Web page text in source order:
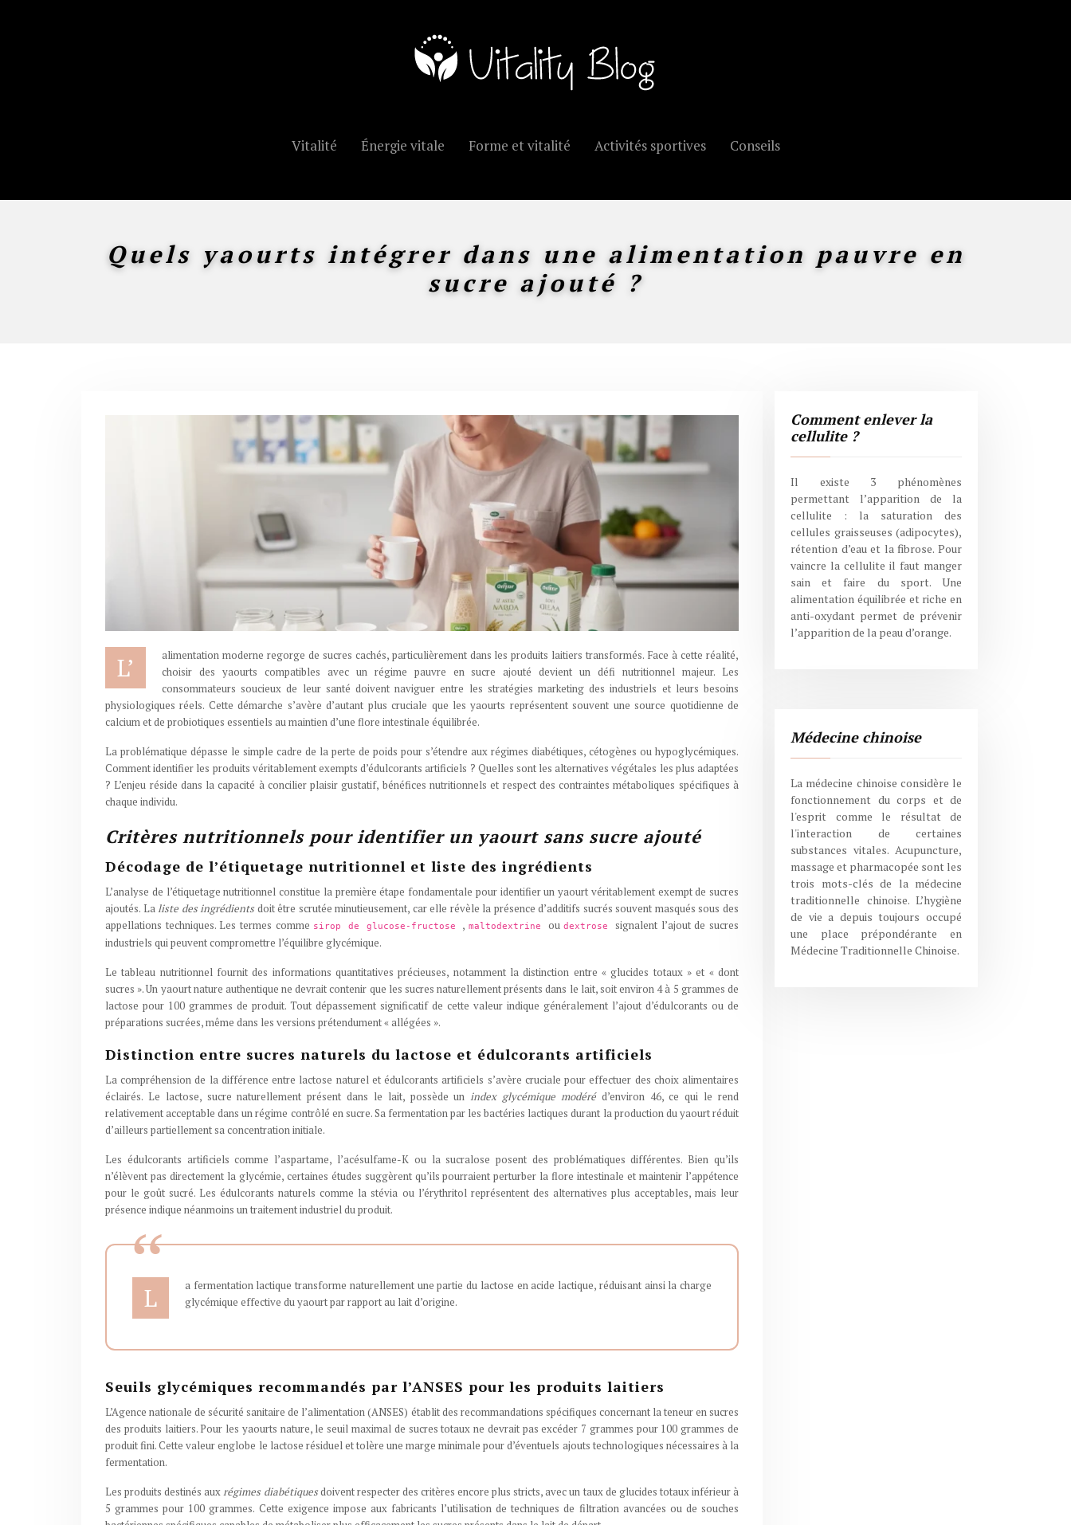
Vitalité Énergie vitale Forme et vitalité Activités sportives Conseils
Quels yaourts intégrer dans une alimentation pauvre en
sucre ajouté ?
L’
alimentation moderne regorge de sucres cachés, particulièrement dans les produits laitiers transformés. Face à cette réalité,
choisir des yaourts compatibles avec un régime pauvre en sucre ajouté devient un défi nutritionnel majeur. Les
consommateurs soucieux de leur santé doivent naviguer entre les stratégies marketing des industriels et leurs besoins
physiologiques réels. Cette démarche s’avère d’autant plus cruciale que les yaourts représentent souvent une source quotidienne de
calcium et de probiotiques essentiels au maintien d’une flore intestinale équilibrée.
La problématique dépasse le simple cadre de la perte de poids pour s’étendre aux régimes diabétiques, cétogènes ou hypoglycémiques.
Comment identifier les produits véritablement exempts d’édulcorants artificiels ? Quelles sont les alternatives végétales les plus adaptées
? L’enjeu réside dans la capacité à concilier plaisir gustatif, bénéfices nutritionnels et respect des contraintes métaboliques spécifiques à
chaque individu.
Critères nutritionnels pour identifier un yaourt sans sucre ajouté
Décodage de l’étiquetage nutritionnel et liste des ingrédients
L’analyse de l’étiquetage nutritionnel constitue la première étape fondamentale pour identifier un yaourt véritablement exempt de sucres
ajoutés. Laliste des ingrédients doit être scrutée minutieusement, car elle révèle la présence d’additifs sucrés souvent masqués sous des
appellations techniques. Les termes comme sirop de glucose-fructose ,maltodextrine oudextrosesignalent l’ajout de sucres
industriels qui peuvent compromettre l’équilibre glycémique.
Le tableau nutritionnel fournit des informations quantitatives précieuses, notamment la distinction entre « glucides totaux » et « dont
sucres ». Un yaourt nature authentique ne devrait contenir que les sucres naturellement présents dans le lait, soit environ 4 à 5 grammes de
lactose pour 100 grammes de produit. Tout dépassement significatif de cette valeur indique généralement l’ajout d’édulcorants ou de
préparations sucrées, même dans les versions prétendument « allégées ».
Distinction entre sucres naturels du lactose et édulcorants artificiels
La compréhension de la différence entre lactose naturel et édulcorants artificiels s’avère cruciale pour effectuer des choix alimentaires
éclairés. Le lactose, sucre naturellement présent dans le lait, possède unindex glycémique modéré d’environ 46, ce qui le rend
relativement acceptable dans un régime contrôlé en sucre. Sa fermentation par les bactéries lactiques durant la production du yaourt réduit
d’ailleurs partiellement sa concentration initiale.
Les édulcorants artificiels comme l’aspartame, l’acésulfame-K ou la sucralose posent des problématiques différentes. Bien qu’ils
n’élèvent pas directement la glycémie, certaines études suggèrent qu’ils pourraient perturber la flore intestinale et maintenir l’appétence
pour le goût sucré. Les édulcorants naturels comme la stévia ou l’érythritol représentent des alternatives plus acceptables, mais leur
présence indique néanmoins un traitement industriel du produit.
L
a fermentation lactique transforme naturellement une partie du lactose en acide lactique, réduisant ainsi la charge
glycémique effective du yaourt par rapport au lait d’origine.
Seuils glycémiques recommandés par l’ANSES pour les produits laitiers
L’Agence nationale de sécurité sanitaire de l’alimentation (ANSES) établit des recommandations spécifiques concernant la teneur en sucres
des produits laitiers. Pour les yaourts nature, le seuil maximal de sucres totaux ne devrait pas excéder 7 grammes pour 100 grammes de
produit fini. Cette valeur englobe le lactose résiduel et tolère une marge minimale pour d’éventuels ajouts technologiques nécessaires à la
fermentation.
Les produits destinés auxrégimes diabétiquesdoivent respecter des critères encore plus stricts, avec un taux de glucides totaux inférieur à
5 grammes pour 100 grammes. Cette exigence impose aux fabricants l’utilisation de techniques de filtration avancées ou de souches
Comment enlever la
cellulite ?
Il existe 3 phénomènes
permettant l’apparition de la
cellulite : la saturation des
cellules graisseuses (adipocytes),
rétention d’eau et la fibrose. Pour
vaincre la cellulite il faut manger
sain et faire du sport. Une
alimentation équilibrée et riche en
anti-oxydant permet de prévenir
l’apparition de la peau d’orange.
Médecine chinoise
La médecine chinoise considère le
fonctionnement du corps et de
l'esprit comme le résultat de
l'interaction de certaines
substances vitales. Acupuncture,
massage et pharmacopée sont les
trois mots-clés de la médecine
traditionnelle chinoise. L’hygiène
de vie a depuis toujours occupé
une place prépondérante en
Médecine Traditionnelle Chinoise.